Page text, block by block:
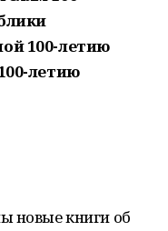
100-летию
летию
новые книги об